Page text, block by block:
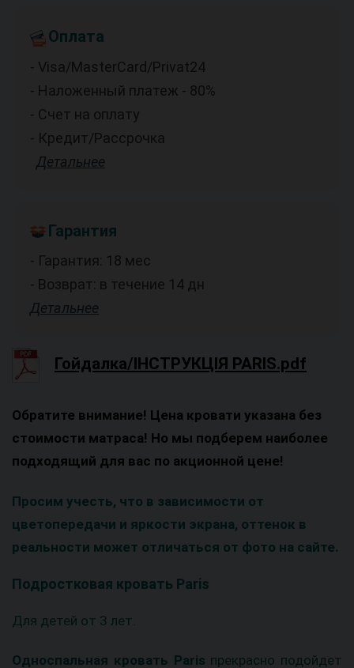
Оплата
- Visa/MasterCard/Privat24
- Наложенный платеж - 80%
- Счет на оплату
- Кредит/Рассрочка
Детальнее
Гарантия
- Гарантия: 18 мес
- Возврат: в течение 14 дн
Детальнее
Гойдалка/ІНСТРУКЦІЯ PARIS.pdf
Обратите внимание! Цена кровати указана без
стоимости матраса! Но мы подберем наиболее
подходящий для вас по акционной цене!
Просим учесть, что в зависимости от
цветопередачи и яркости экрана, оттенок в
реальности может отличаться от фото на сайте.
Подростковая кровать Paris
Для детей от 3 лет.
Односпальная кровать Paris прекрасно подойдет